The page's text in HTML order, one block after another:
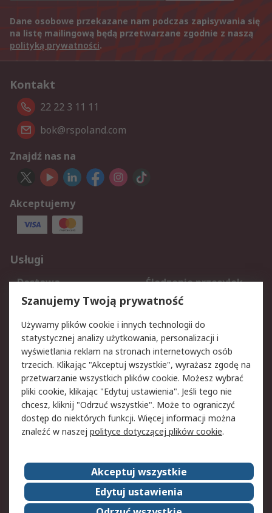
Dane osobowe przekazane nam podczas zapisywania się
na listę mailingową będą przetwarzane zgodnie z naszą
polityką prywatności.
Kontakt
22 22 3 11 11
bok@rspoland.com
Znajdź nas na
Akceptujemy
Usługi
Dostawa
Śledzenie przesyłek
Reklamacje i zwroty
Rejestracja
Aspekty prawne
Bezpieczeństwo e-
maila
Polityka dotycząca
plików cookie
Polityka prywatności
Użytkowanie witryny
Zastrzeżenia prawne
Warunki Sprzedaży
Kontakt
O firmie RS
RS na świecie
Kariera
Nagrody dla RS
Szanujemy Twoją prywatność
Używamy plików cookie i innych technologii do
statystycznej analizy użytkowania, personalizacji i
wyświetlania reklam na stronach internetowych osób
trzecich. Klikając "Akceptuj wszystkie", wyrażasz zgodę na
przetwarzanie wszystkich plików cookie. Możesz wybrać
pliki cookie, klikając "Edytuj ustawienia". Jeśli tego nie
chcesz, kliknij "Odrzuć wszystkie". Może to ograniczyć
dostęp do niektórych funkcji. Więcej informacji można
znaleźć w naszej polityce dotyczącej plików cookie.
Akceptuj wszystkie
Edytuj ustawienia